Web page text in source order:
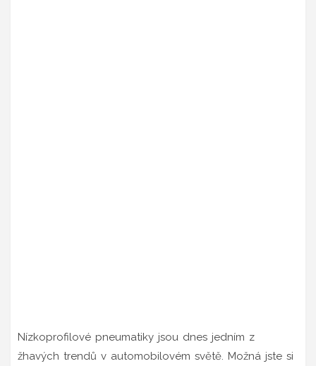
Nízkoprofilové pneumatiky jsou dnes jedním z
žhavých trendů v automobilovém světě. Možná jste si